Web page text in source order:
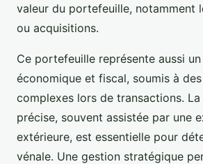
valeur du portefeuille, notamment
ou acquisitions.
Ce portefeuille représente aussi
économique et fiscal, soumis à
complexes lors de transactions.
précise, souvent assistée par une
extérieure, est essentielle pour
vénale. Une gestion stratégique